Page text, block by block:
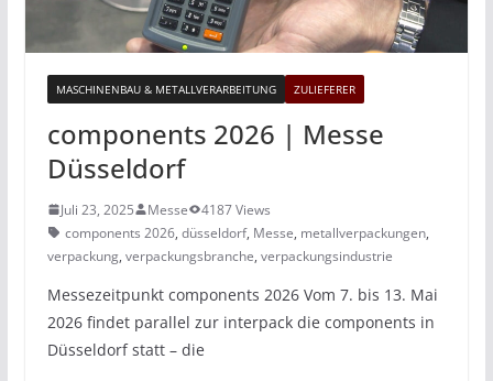
MASCHINENBAU & METALLVERARBEITUNG ZULIEFERER
components 2026 | Messe
Düsseldorf
Juli 23, 2025 Messe
4187 Views
components 2026, düsseldorf, Messe, metallverpackungen,
verpackung, verpackungsbranche, verpackungsindustrie
Messezeitpunkt components 2026 Vom 7. bis 13. Mai
2026 findet parallel zur interpack die components in
Düsseldorf statt – die